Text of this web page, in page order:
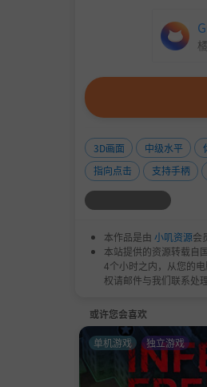
3D画面 中级水平
指向点击
支持手柄
本作品是由 小叽资源会
本站提供的资源转载自
4个小时之内，从您的
权请邮件与我们联系处
或许您会喜欢
单机游戏 独立游戏